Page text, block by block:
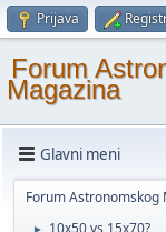
Prijava
Forum
Magazina
Glavni meni
Forum Astronomskog
► 10x50 vs 15x70?